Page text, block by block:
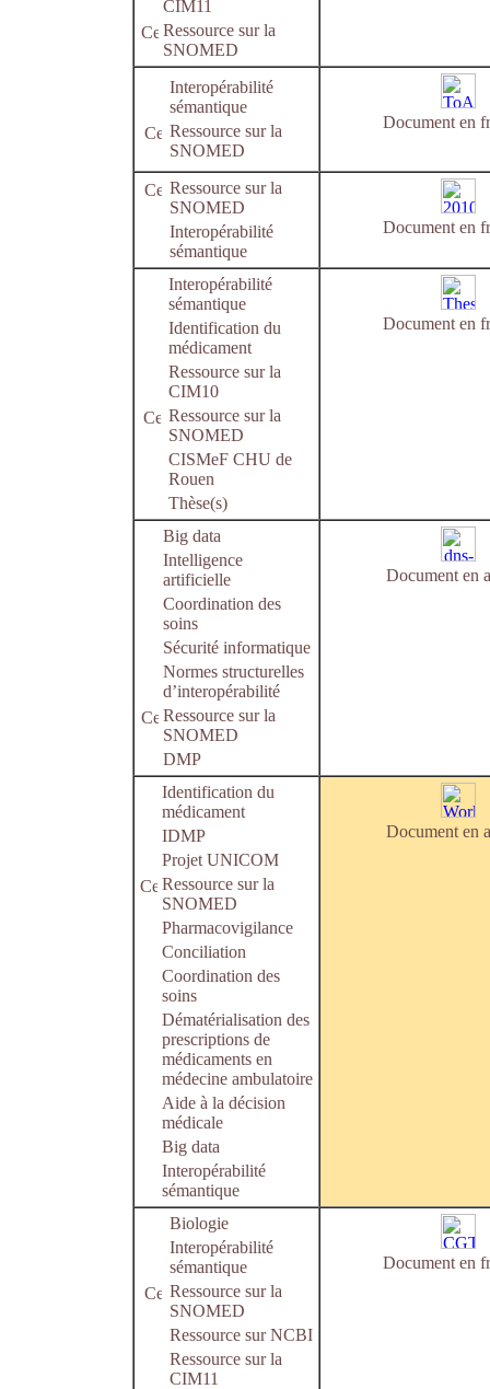
CIM11
Ressource sur la
SNOMED
Interopérabilité
sémantique
Ressource sur la
SNOMED
Document en
Ressource sur la
SNOMED
Interopérabilité
sémantique
Document en
Interopérabilité
sémantique
Identification du
médicament
Ressource sur la
CIM10
Ressource sur la
SNOMED
CISMeF CHU de
Rouen
Thèse(s)
Document en
Big data
Intelligence
artificielle
Coordination des
soins
Sécurité informatique
Normes structurelles
d’interopérabilité
Ressource sur la
SNOMED
DMP
Document en
Identification du
médicament
IDMP
Projet UNICOM
Ressource sur la
SNOMED
Pharmacovigilance
Conciliation
Coordination des
soins
Dématérialisation des
prescriptions de
médicaments en
médecine ambulatoire
Aide à la décision
médicale
Big data
Interopérabilité
sémantique
Document en
Biologie
Interopérabilité
sémantique
Ressource sur la
SNOMED
Ressource sur NCBI
Ressource sur la
CIM11
Document en